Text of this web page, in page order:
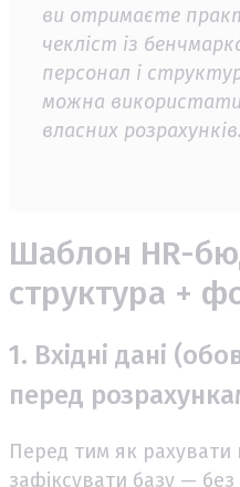
ви отримаєте
чекліст із
персонал і
можна використати
власних розрахунків.
Шаблон HR-
структура +
1. Вхідні дані
перед
Перед тим як рахувати
зафіксувати базу —